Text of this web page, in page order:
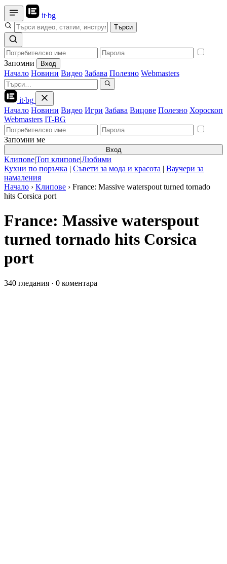
it·bg
Търси
Запомни Вход
Начало Новини Видео Забава Полезно Webmasters
it·bg
Начало Новини Видео Игри Забава Вицове Полезно Хороскоп
Webmasters IT-BG
Запомни ме
Вход
Клипове|Топ клипове|Любими
Кухни по поръчка | Съвети за мода и красота | Ваучери за
намаления
Начало › Клипове › France: Massive waterspout turned tornado
hits Corsica port
France: Massive waterspout
turned tornado hits Corsica
port
340 гледания · 0 коментара